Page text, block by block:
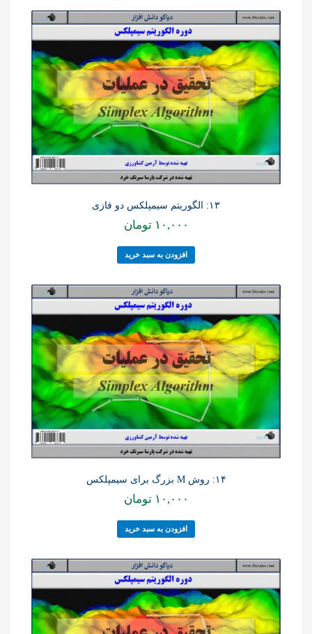
۱۳: الگوریتم سیمپلکس دو فازی
۱۰,۰۰۰ تومان
افزودن به سبد خرید
۱۴: روش M بزرگ برای سیمپلکس
۱۰,۰۰۰ تومان
افزودن به سبد خرید